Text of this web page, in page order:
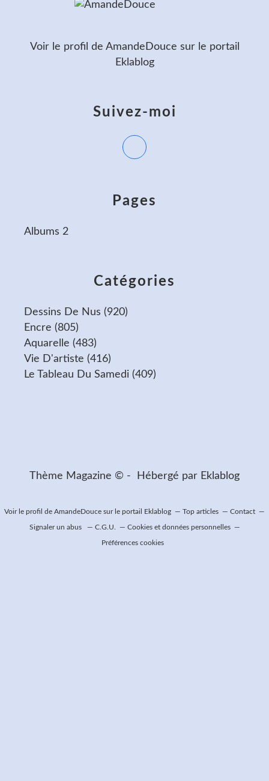
Catégories
Dessins De Nus (920)
Encre (805)
Aquarelle (483)
Vie D'artiste (416)
Le Tableau Du Samedi (409)
Pages
Albums 2
Suivez-moi
Voir le profil de AmandeDouce sur le portail
Eklablog
Thème Magazine © - Hébergé par Eklablog
Voir le profil de AmandeDouce sur le portail Eklablog Top articles Contact
Signaler un abus C.G.U. Cookies et données personnelles
Préférences cookies